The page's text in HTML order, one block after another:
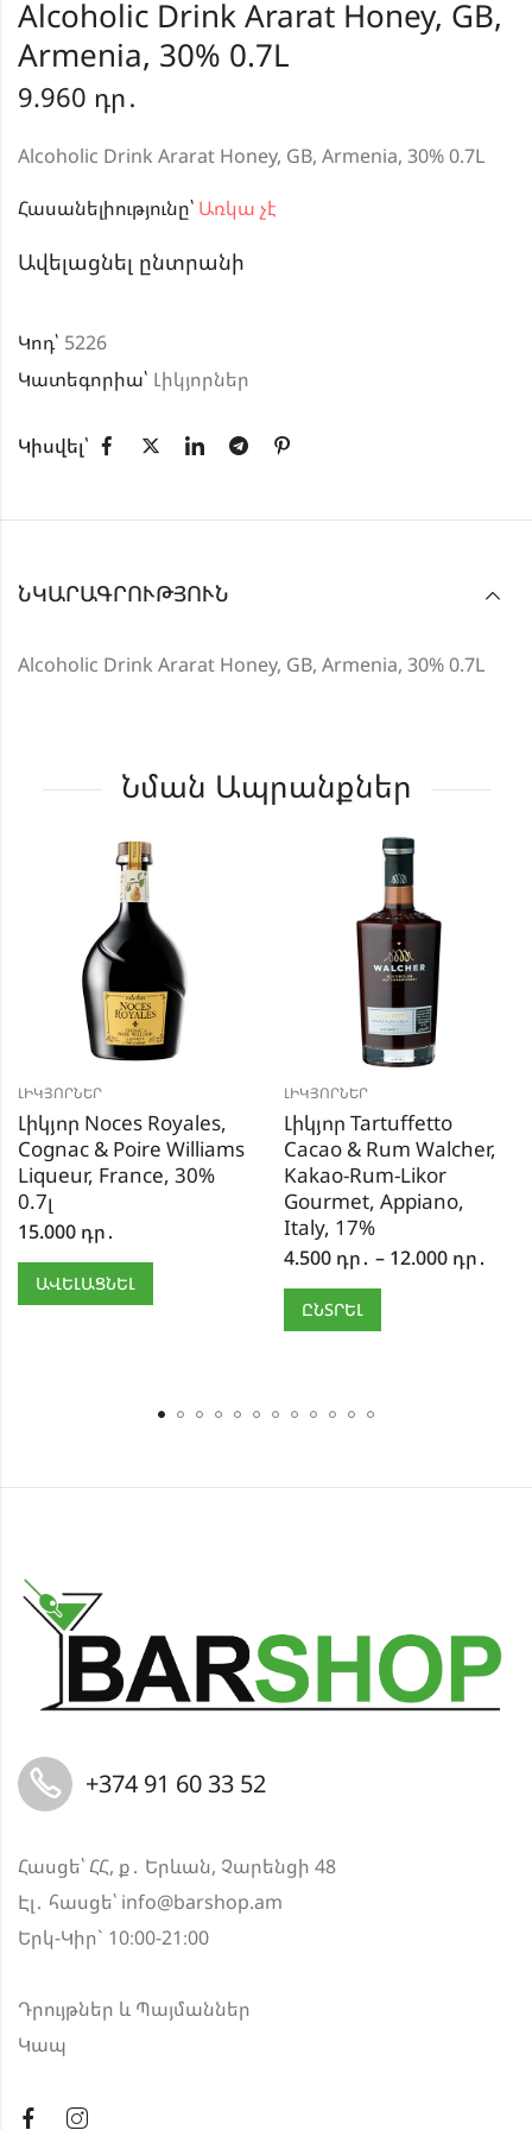
Alcoholic Drink Ararat Honey, GB,
Armenia, 30% 0.7L
9.960 դր․
Alcoholic Drink Ararat Honey, GB, Armenia, 30% 0.7L
Հասանելիությունը՝ Առկա չէ
Ավելացնել ընտրանի
Կոդ՝ 5226
Կատեգորիա՝ Լիկյորներ
Կիսվել՝
ՆԿԱՐԱԳՐՈՒԹՅՈՒՆ
Alcoholic Drink Ararat Honey, GB, Armenia, 30% 0.7L
Նման Ապրանքներ
ԼԻԿՅՈՐՆԵՐ
Լիկյոր Noces Royales,
Cognac & Poire Williams
Liqueur, France, 30%
0.7լ
15.000 դր․
ԱՎԵԼԱՑՆԵԼ
ԼԻԿՅՈՐՆԵՐ
Լիկյոր Tartuffetto
Cacao & Rum Walcher,
Kakao-Rum-Likor
Gourmet, Appiano,
Italy, 17%
4.500 դր․ – 12.000 դր․
ԸՆՏՐԵԼ
+374 91 60 33 52
Հասցե՝ ՀՀ, ք․ Երևան, Չարենցի 48
Էլ․ հասցե՝ info@barshop.am
Երկ-Կիր` 10։00-21։00
Դրույթներ և Պայմաններ
Կապ